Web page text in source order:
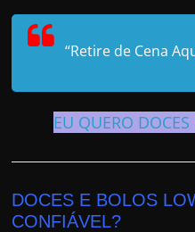
“Retire de Cena
EU QUERO
DOCES E BOLOS
CONFIÁVEL?